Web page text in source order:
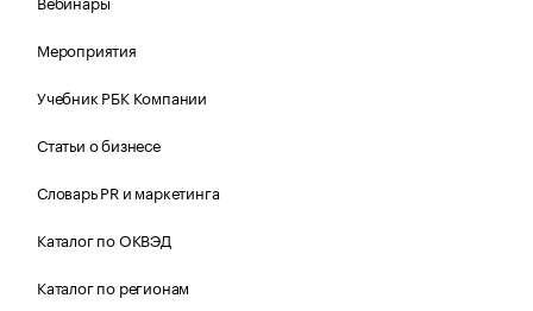
Мероприятия
Учебник РБК Компании
Статьи о бизнесе
Словарь PR и маркетинга
Каталог по ОКВЭД
Каталог по регионам